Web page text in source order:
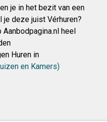
je in het bezit van een
deze juist Vérhuren?
heel
Huren in
en Kamers)